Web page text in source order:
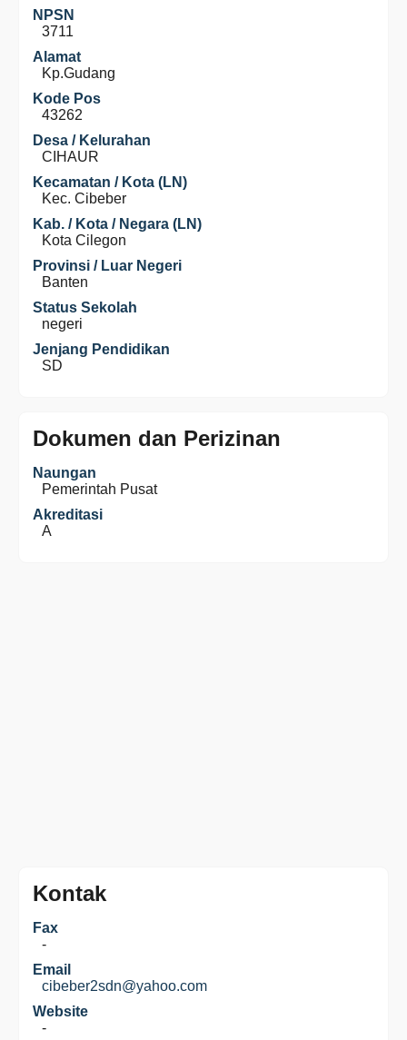
NPSN
3711
Alamat
Kp.Gudang
Kode Pos
43262
Desa / Kelurahan
CIHAUR
Kecamatan / Kota (LN)
Kec. Cibeber
Kab. / Kota / Negara (LN)
Kota Cilegon
Provinsi / Luar Negeri
Banten
Status Sekolah
negeri
Jenjang Pendidikan
SD
Dokumen dan Perizinan
Naungan
Pemerintah Pusat
Akreditasi
A
Kontak
Fax
-
Email
cibeber2sdn@yahoo.com
Website
-